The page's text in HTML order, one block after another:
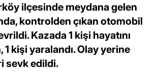
ilçesinde meydana gelen
kontrolden çıkan otomobil
Kazada 1 kişi hayatını
kişi yaralandı. Olay yerine
sevk edildi.